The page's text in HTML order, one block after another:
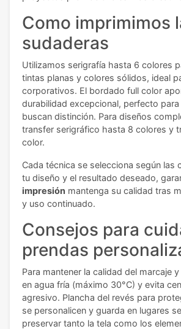
Como imprimimos
sudaderas
Utilizamos serigrafía hasta 6 colores
tintas planas y colores sólidos, ideal
corporativos. El bordado full color
durabilidad excepcional, perfecto
buscan distinción. Para diseños
transfer serigráfico hasta 8 colores y
color.
Cada técnica se selecciona según las
tu diseño y el resultado deseado,
impresión mantenga su calidad tras
y uso continuado.
Consejos para
prendas
Para mantener la calidad del marcaje
en agua fría (máximo 30°C) y evita
agresivo. Plancha del revés para
se personalicen y guarda en lugares
preservar tanto la tela como los